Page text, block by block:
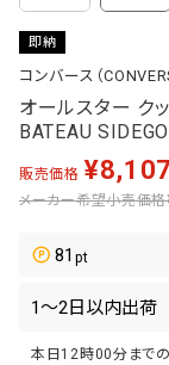
即納
コンバース（
オールスター ク
BATEAU
販売価格 ¥
メーカー希望小売価格
81
本日12時00分 まで